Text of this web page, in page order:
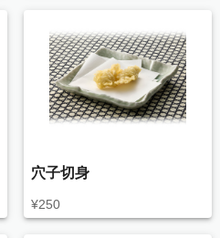
穴子切身
¥250